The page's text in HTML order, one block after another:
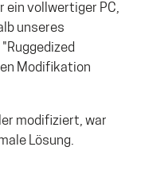
ein vollwertiger PC,
unseres
Modifikation
modifiziert, war
Lösung.